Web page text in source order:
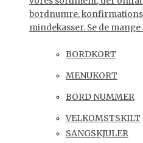
bordnumre,
mindekasser. Se de
BORDKORT
MENUKORT
BORD NUMMER
VELKOMSTSKILT
SANGSKJULER